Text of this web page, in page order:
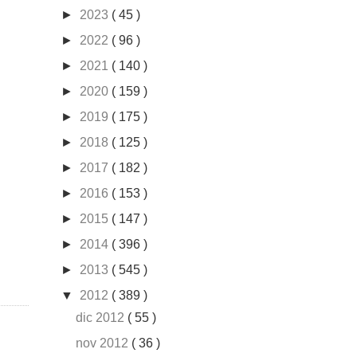
► 2023 ( 45 )
► 2022 ( 96 )
► 2021 ( 140 )
► 2020 ( 159 )
► 2019 ( 175 )
► 2018 ( 125 )
► 2017 ( 182 )
► 2016 ( 153 )
► 2015 ( 147 )
► 2014 ( 396 )
► 2013 ( 545 )
▼ 2012 ( 389 )
dic 2012 ( 55 )
nov 2012 ( 36 )